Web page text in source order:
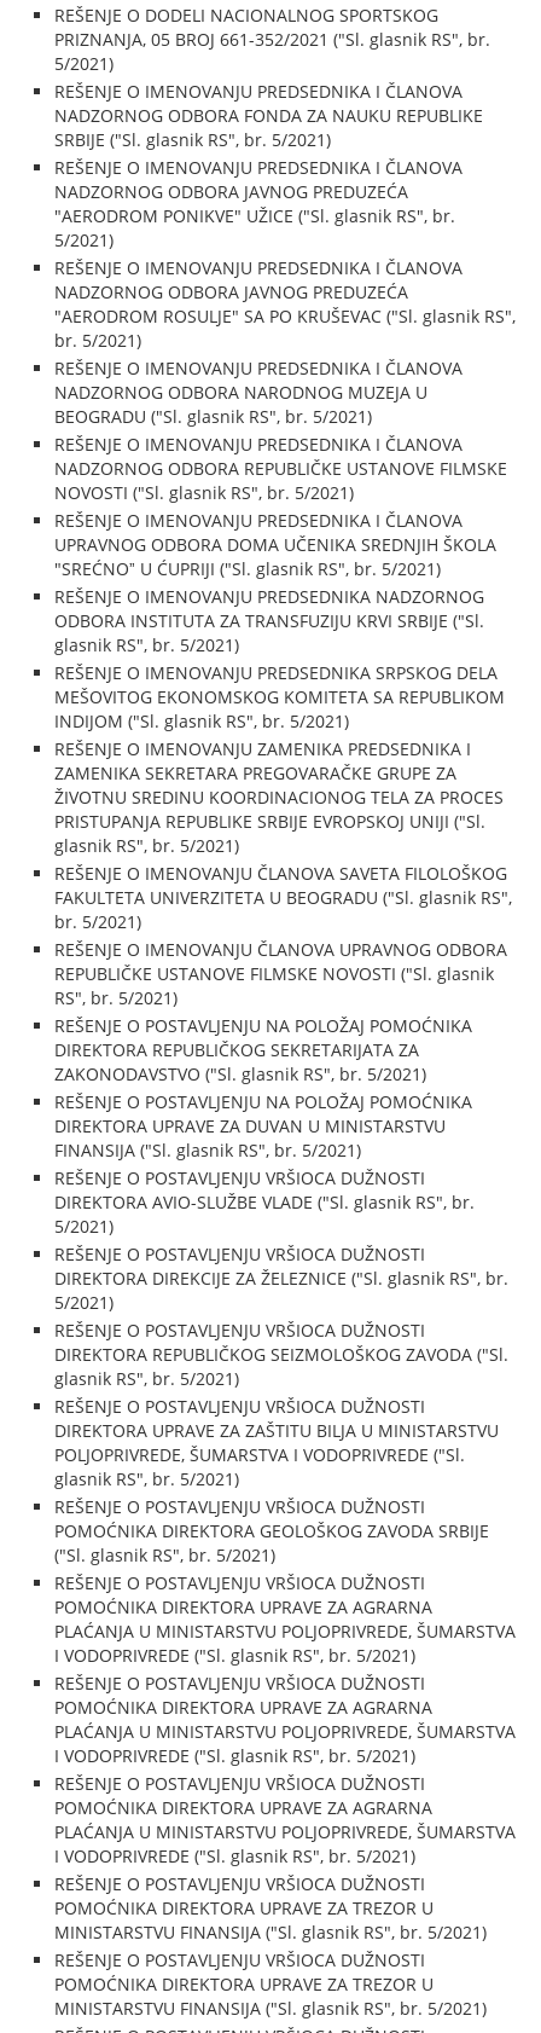
REŠENJE O DODELI NACIONALNOG SPORTSKOG
PRIZNANJA, 05 BROJ 661-352/2021 ("Sl. glasnik RS", br.
5/2021)
REŠENJE O IMENOVANJU PREDSEDNIKA I ČLANOVA
NADZORNOG ODBORA FONDA ZA NAUKU REPUBLIKE
SRBIJE ("Sl. glasnik RS", br. 5/2021)
REŠENJE O IMENOVANJU PREDSEDNIKA I ČLANOVA
NADZORNOG ODBORA JAVNOG PREDUZEĆA
"AERODROM PONIKVE" UŽICE ("Sl. glasnik RS", br.
5/2021)
REŠENJE O IMENOVANJU PREDSEDNIKA I ČLANOVA
NADZORNOG ODBORA JAVNOG PREDUZEĆA
"AERODROM ROSULJE" SA PO KRUŠEVAC ("Sl. glasnik RS",
br. 5/2021)
REŠENJE O IMENOVANJU PREDSEDNIKA I ČLANOVA
NADZORNOG ODBORA NARODNOG MUZEJA U
BEOGRADU ("Sl. glasnik RS", br. 5/2021)
REŠENJE O IMENOVANJU PREDSEDNIKA I ČLANOVA
NADZORNOG ODBORA REPUBLIČKE USTANOVE FILMSKE
NOVOSTI ("Sl. glasnik RS", br. 5/2021)
REŠENJE O IMENOVANJU PREDSEDNIKA I ČLANOVA
UPRAVNOG ODBORA DOMA UČENIKA SREDNJIH ŠKOLA
"SREĆNOˮ U ĆUPRIJI ("Sl. glasnik RS", br. 5/2021)
REŠENJE O IMENOVANJU PREDSEDNIKA NADZORNOG
ODBORA INSTITUTA ZA TRANSFUZIJU KRVI SRBIJE ("Sl.
glasnik RS", br. 5/2021)
REŠENJE O IMENOVANJU PREDSEDNIKA SRPSKOG DELA
MEŠOVITOG EKONOMSKOG KOMITETA SA REPUBLIKOM
INDIJOM ("Sl. glasnik RS", br. 5/2021)
REŠENJE O IMENOVANJU ZAMENIKA PREDSEDNIKA I
ZAMENIKA SEKRETARA PREGOVARAČKE GRUPE ZA
ŽIVOTNU SREDINU KOORDINACIONOG TELA ZA PROCES
PRISTUPANJA REPUBLIKE SRBIJE EVROPSKOJ UNIJI ("Sl.
glasnik RS", br. 5/2021)
REŠENJE O IMENOVANJU ČLANOVA SAVETA FILOLOŠKOG
FAKULTETA UNIVERZITETA U BEOGRADU ("Sl. glasnik RS",
br. 5/2021)
REŠENJE O IMENOVANJU ČLANOVA UPRAVNOG ODBORA
REPUBLIČKE USTANOVE FILMSKE NOVOSTI ("Sl. glasnik
RS", br. 5/2021)
REŠENJE O POSTAVLJENJU NA POLOŽAJ POMOĆNIKA
DIREKTORA REPUBLIČKOG SEKRETARIJATA ZA
ZAKONODAVSTVO ("Sl. glasnik RS", br. 5/2021)
REŠENJE O POSTAVLJENJU NA POLOŽAJ POMOĆNIKA
DIREKTORA UPRAVE ZA DUVAN U MINISTARSTVU
FINANSIJA ("Sl. glasnik RS", br. 5/2021)
REŠENJE O POSTAVLJENJU VRŠIOCA DUŽNOSTI
DIREKTORA AVIO-SLUŽBE VLADE ("Sl. glasnik RS", br.
5/2021)
REŠENJE O POSTAVLJENJU VRŠIOCA DUŽNOSTI
DIREKTORA DIREKCIJE ZA ŽELEZNICE ("Sl. glasnik RS", br.
5/2021)
REŠENJE O POSTAVLJENJU VRŠIOCA DUŽNOSTI
DIREKTORA REPUBLIČKOG SEIZMOLOŠKOG ZAVODA ("Sl.
glasnik RS", br. 5/2021)
REŠENJE O POSTAVLJENJU VRŠIOCA DUŽNOSTI
DIREKTORA UPRAVE ZA ZAŠTITU BILJA U MINISTARSTVU
POLJOPRIVREDE, ŠUMARSTVA I VODOPRIVREDE ("Sl.
glasnik RS", br. 5/2021)
REŠENJE O POSTAVLJENJU VRŠIOCA DUŽNOSTI
POMOĆNIKA DIREKTORA GEOLOŠKOG ZAVODA SRBIJE
("Sl. glasnik RS", br. 5/2021)
REŠENJE O POSTAVLJENJU VRŠIOCA DUŽNOSTI
POMOĆNIKA DIREKTORA UPRAVE ZA AGRARNA
PLAĆANJA U MINISTARSTVU POLJOPRIVREDE, ŠUMARSTVA
I VODOPRIVREDE ("Sl. glasnik RS", br. 5/2021)
REŠENJE O POSTAVLJENJU VRŠIOCA DUŽNOSTI
POMOĆNIKA DIREKTORA UPRAVE ZA AGRARNA
PLAĆANJA U MINISTARSTVU POLJOPRIVREDE, ŠUMARSTVA
I VODOPRIVREDE ("Sl. glasnik RS", br. 5/2021)
REŠENJE O POSTAVLJENJU VRŠIOCA DUŽNOSTI
POMOĆNIKA DIREKTORA UPRAVE ZA AGRARNA
PLAĆANJA U MINISTARSTVU POLJOPRIVREDE, ŠUMARSTVA
I VODOPRIVREDE ("Sl. glasnik RS", br. 5/2021)
REŠENJE O POSTAVLJENJU VRŠIOCA DUŽNOSTI
POMOĆNIKA DIREKTORA UPRAVE ZA TREZOR U
MINISTARSTVU FINANSIJA ("Sl. glasnik RS", br. 5/2021)
REŠENJE O POSTAVLJENJU VRŠIOCA DUŽNOSTI
POMOĆNIKA DIREKTORA UPRAVE ZA TREZOR U
MINISTARSTVU FINANSIJA ("Sl. glasnik RS", br. 5/2021)